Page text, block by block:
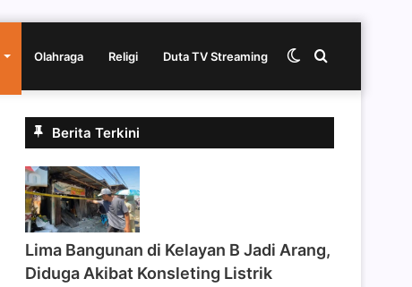
Olahraga Religi Duta TV Streaming Cari
Switch
Berita Terkini
Lima Bangunan di Kelayan B Jadi Arang,
Diduga Akibat Konsleting Listrik